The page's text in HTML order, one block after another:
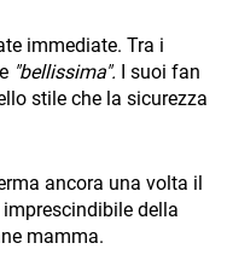
immediate. Tra i
"bellissima". I suoi fan
stile che la sicurezza
ancora una volta il
della
mamma.